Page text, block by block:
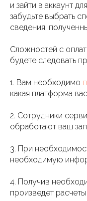
и зайти в аккаунт
забудьте выбрать
сведения,
Сложностей с
будете следовать
1. Вам необходимо
какая платформа
2. Сотрудники
обработают ваш
3. При
необходимую
4. Получив
произведет